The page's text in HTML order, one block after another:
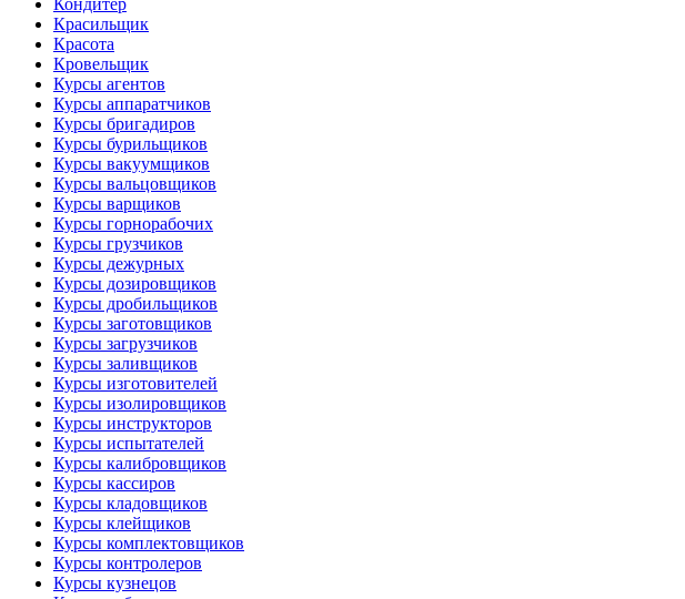
Кондитер
Красильщик
Красота
Кровельщик
Курсы агентов
Курсы аппаратчиков
Курсы бригадиров
Курсы бурильщиков
Курсы вакуумщиков
Курсы вальцовщиков
Курсы варщиков
Курсы горнорабочих
Курсы грузчиков
Курсы дежурных
Курсы дозировщиков
Курсы дробильщиков
Курсы заготовщиков
Курсы загрузчиков
Курсы заливщиков
Курсы изготовителей
Курсы изолировщиков
Курсы инструкторов
Курсы испытателей
Курсы калибровщиков
Курсы кассиров
Курсы кладовщиков
Курсы клейщиков
Курсы комплектовщиков
Курсы контролеров
Курсы кузнецов